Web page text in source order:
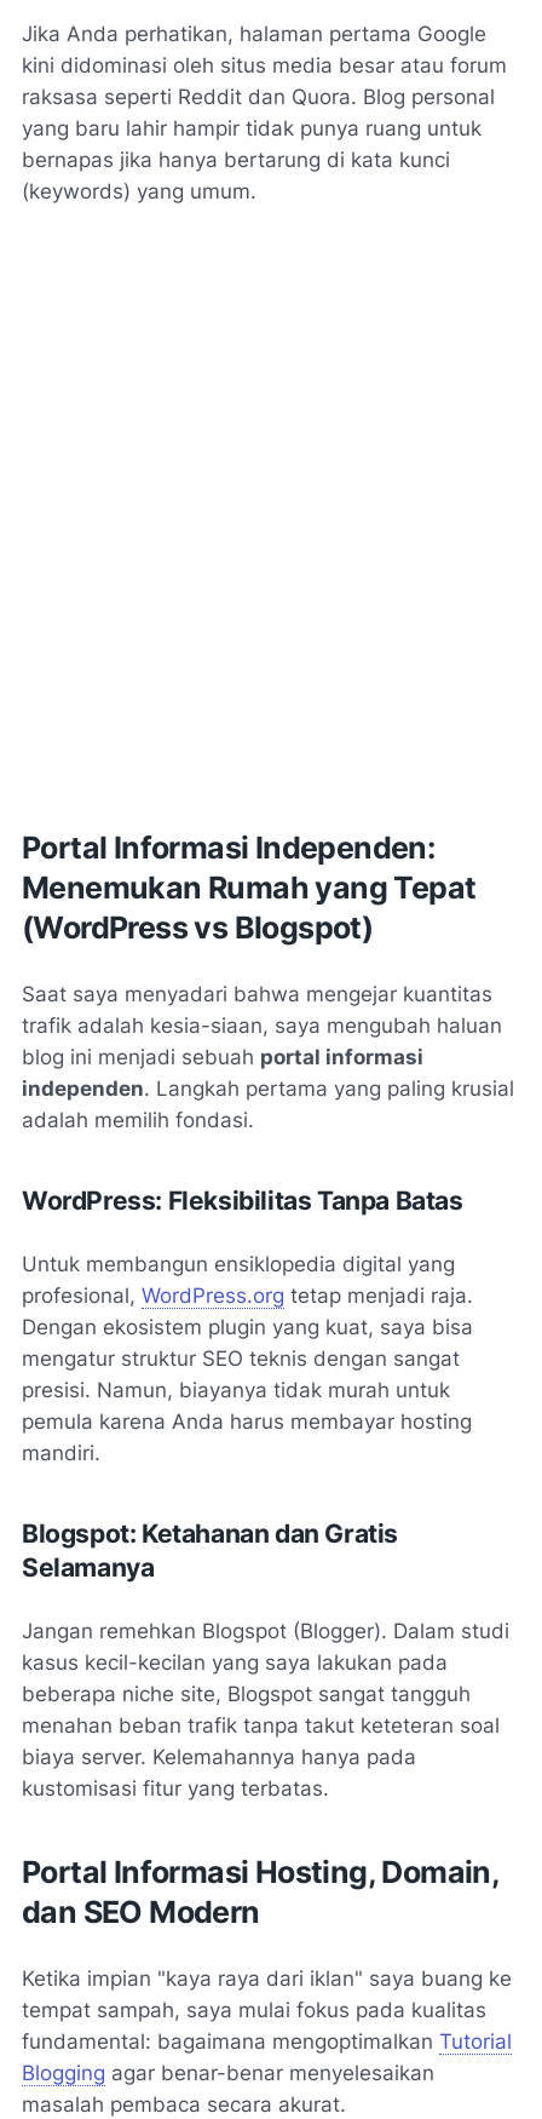
Jika Anda perhatikan, halaman pertama Google
kini didominasi oleh situs media besar atau forum
raksasa seperti Reddit dan Quora. Blog personal
yang baru lahir hampir tidak punya ruang untuk
bernapas jika hanya bertarung di kata kunci
(keywords) yang umum.
Portal Informasi Independen:
Menemukan Rumah yang Tepat
(WordPress vs Blogspot)
Saat saya menyadari bahwa mengejar kuantitas
trafik adalah kesia-siaan, saya mengubah haluan
blog ini menjadi sebuah portal informasi
independen. Langkah pertama yang paling krusial
adalah memilih fondasi.
WordPress: Fleksibilitas Tanpa Batas
Untuk membangun ensiklopedia digital yang
profesional, WordPress.org tetap menjadi raja.
Dengan ekosistem plugin yang kuat, saya bisa
mengatur struktur SEO teknis dengan sangat
presisi. Namun, biayanya tidak murah untuk
pemula karena Anda harus membayar hosting
mandiri.
Blogspot: Ketahanan dan Gratis
Selamanya
Jangan remehkan Blogspot (Blogger). Dalam studi
kasus kecil-kecilan yang saya lakukan pada
beberapa niche site, Blogspot sangat tangguh
menahan beban trafik tanpa takut keteteran soal
biaya server. Kelemahannya hanya pada
kustomisasi fitur yang terbatas.
Portal Informasi Hosting, Domain,
dan SEO Modern
Ketika impian "kaya raya dari iklan" saya buang ke
tempat sampah, saya mulai fokus pada kualitas
fundamental: bagaimana mengoptimalkan Tutorial
Blogging agar benar-benar menyelesaikan
masalah pembaca secara akurat.